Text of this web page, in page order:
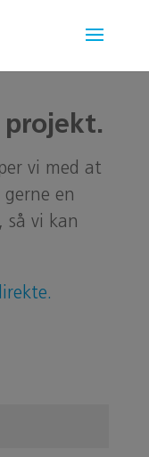
vi med at
en
så vi kan